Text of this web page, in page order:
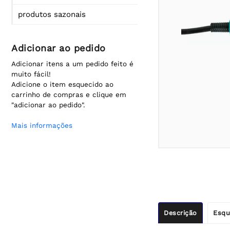
produtos sazonais
Adicionar ao pedido
Adicionar itens a um pedido feito é
muito fácil!
Adicione o item esquecido ao
carrinho de compras e clique em
"adicionar ao pedido".
Mais informações
Descrição